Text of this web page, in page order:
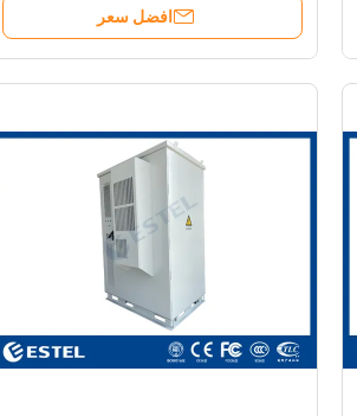
افضل سعر